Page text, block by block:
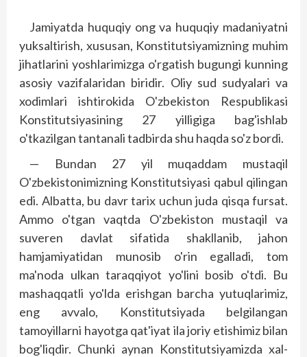
Jamiyatda huquqiy ong va huquqiy madaniyatni
yuksaltirish, xususan, Kons­titutsiyamizning muhim
jihatlarini yoshlarimizga o'rgatish bugungi kunning
asosiy vazifalaridan biridir. Oliy sud sudyalari va
xodimlari ishtirokida O'zbekiston Respublikasi
Konstitutsiyasining 27 yilligiga bag'ishlab
o'tkazilgan tantanali tadbirda shu haqda so'z bordi.
— Bundan 27 yil muqaddam mustaqil
O'zbekistonimizning Konstitutsiyasi qabul qilingan
edi. Albatta, bu davr tarix uchun juda qisqa fursat.
Ammo o'tgan vaqtda O'zbekiston mustaqil va
suveren davlat sifatida shakllanib, jahon
hamjamiya­tidan munosib o'rin egalladi, tom
ma'noda ulkan taraqqiyot yo'lini bosib o'tdi. Bu
mashaqqatli yo'lda erishgan barcha yutuqlarimiz,
eng avvalo, Konstitutsiyada belgilangan
tamoyillarni hayotga qat'iyat ila joriy etishimiz bilan
bog'liqdir. Chunki aynan Konstitutsiyamizda xal­